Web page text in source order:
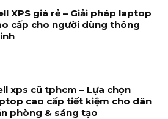
XPS giá rẻ – Giải pháp laptop
cấp cho người dùng thông
xps cũ tphcm – Lựa chọn
cao cấp tiết kiệm cho dân
phòng & sáng tạo